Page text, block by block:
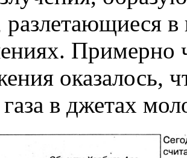
Примерно
оказалось,
газа в джетах